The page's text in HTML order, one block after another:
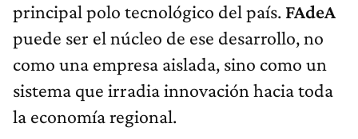
principal polo tecnológico del país. FAdeA
puede ser el núcleo de ese desarrollo, no
como una empresa aislada, sino como un
sistema que irradia innovación hacia toda
la economía regional.